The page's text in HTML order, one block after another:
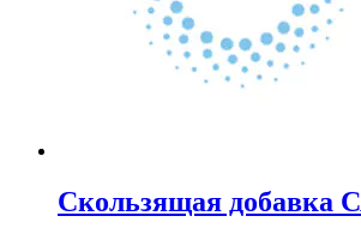
Скользящая добавка